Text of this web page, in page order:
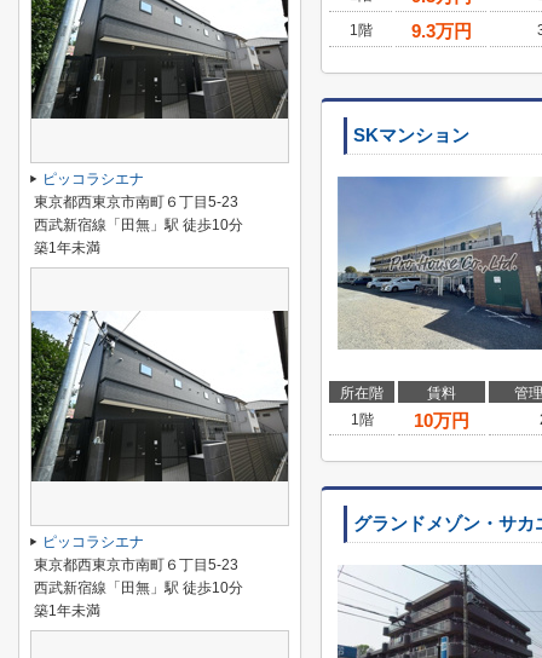
1階 9.3万円
SKマンション
所在階 賃料
管
1階
10万円
グランドメゾン・サカ
ピッコラシエナ
東京都西東京市南町６丁目5-23
西武新宿線「田無」駅 徒歩10分
築1年未満
ピッコラシエナ
東京都西東京市南町６丁目5-23
西武新宿線「田無」駅 徒歩10分
築1年未満